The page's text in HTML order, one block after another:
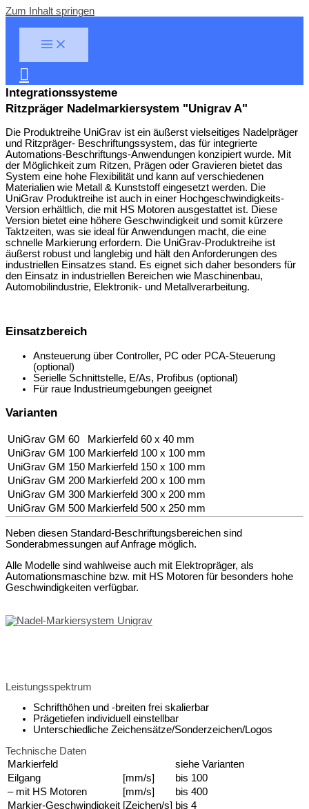
Zum Inhalt springen
Integrationssysteme
Ritzpräger Nadelmarkiersystem "Unigrav A"
Die Produktreihe UniGrav ist ein äußerst vielseitiges Nadelpräger
und Ritzpräger- Beschriftungssystem, das für integrierte
Automations-Beschriftungs-Anwendungen konzipiert wurde. Mit
der Möglichkeit zum Ritzen, Prägen oder Gravieren bietet das
System eine hohe Flexibilität und kann auf verschiedenen
Materialien wie Metall & Kunststoff eingesetzt werden. Die
UniGrav Produktreihe ist auch in einer Hochgeschwindigkeits-
Version erhältlich, die mit HS Motoren ausgestattet ist. Diese
Version bietet eine höhere Geschwindigkeit und somit kürzere
Taktzeiten, was sie ideal für Anwendungen macht, die eine
schnelle Markierung erfordern. Die UniGrav-Produktreihe ist
äußerst robust und langlebig und hält den Anforderungen des
industriellen Einsatzes stand. Es eignet sich daher besonders für
den Einsatz in industriellen Bereichen wie Maschinenbau,
Automobilindustrie, Elektronik- und Metallverarbeitung.
Einsatzbereich
Ansteuerung über Controller, PC oder PCA-Steuerung
(optional)
Serielle Schnittstelle, E/As, Profibus (optional)
Für raue Industrieumgebungen geeignet
Varianten
UniGrav GM 60
Markierfeld 60 x 40 mm
UniGrav GM 100 Markierfeld 100 x 100 mm
UniGrav GM 150 Markierfeld 150 x 100 mm
UniGrav GM 200 Markierfeld 200 x 100 mm
UniGrav GM 300 Markierfeld 300 x 200 mm
UniGrav GM 500 Markierfeld 500 x 250 mm
Neben diesen Standard-Beschriftungsbereichen sind
Sonderabmessungen auf Anfrage möglich.
Alle Modelle sind wahlweise auch mit Elektropräger, als
Automationsmaschine bzw. mit HS Motoren für besonders hohe
Geschwindigkeiten verfügbar.
Leistungsspektrum
Schrifthöhen und -breiten frei skalierbar
Prägetiefen individuell einstellbar
Unterschiedliche Zeichensätze/Sonderzeichen/Logos
Technische Daten
Markierfeld
siehe Varianten
Eilgang
[mm/s]
bis 100
– mit HS Motoren
[mm/s]
bis 400
Markier-Geschwindigkeit [Zeichen/s] bis 4